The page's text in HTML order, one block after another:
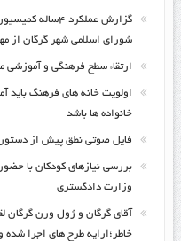
گزارش عملکرد
شورای اسلامی شهر گرگان از مهر ماه ۹۳ تا
ارتقاء سطح فرهنگی و
اولویت خانه های فرهنگ باید
خانواده ها باشد
فایل صوتی نطق پیش از دستور
بررسی نیازهای کودکان با
وزارت دادگستری
آقای گرگان و ژول ورن گرگان
خاطر؛ارایه طرح های اجرا شده